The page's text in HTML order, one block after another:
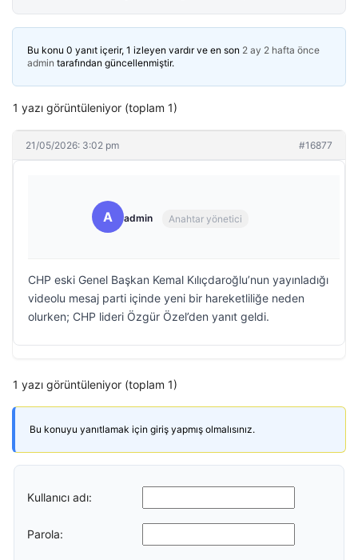
Bu konu 0 yanıt içerir, 1 izleyen vardır ve en son 2 ay 2 hafta önce
admin tarafından güncellenmiştir.
1 yazı görüntüleniyor (toplam 1)
21/05/2026: 3:02 pm #16877
A admin Anahtar yönetici
CHP eski Genel Başkan Kemal Kılıçdaroğlu’nun yayınladığı
videolu mesaj parti içinde yeni bir hareketliliğe neden
olurken; CHP lideri Özgür Özel’den yanıt geldi.
1 yazı görüntüleniyor (toplam 1)
Bu konuyu yanıtlamak için giriş yapmış olmalısınız.
Kullanıcı adı:
Parola: